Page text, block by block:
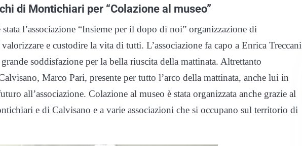
di Montichiari per “Colazione al museo”
l’associazione “Insieme per il dopo di noi” organizzazione di
e custodire la vita di tutti. L’associazione fa capo a Enrica Treccani
soddisfazione per la bella riuscita della mattinata. Altrettanto
Marco Pari, presente per tutto l’arco della mattinata, anche lui in
all’associazione. Colazione al museo è stata organizzata anche grazie al
e di Calvisano e a varie associazioni che si occupano sul territorio di